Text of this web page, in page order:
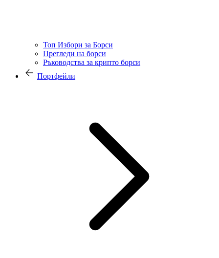
Топ Избори за Борси
Прегледи на борси
Ръководства за крипто борси
Портфейли